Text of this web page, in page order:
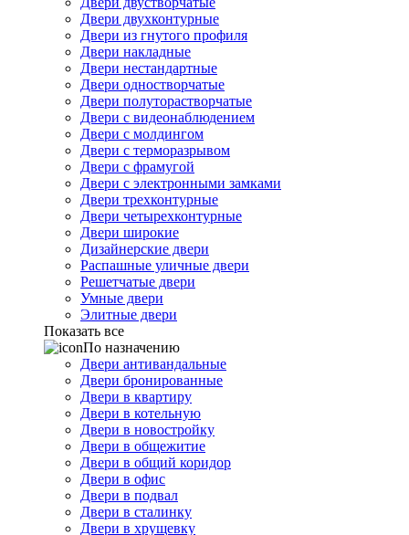
Двери двухконтурные
Двери из гнутого профиля
Двери накладные
Двери нестандартные
Двери одностворчатые
Двери полуторастворчатые
Двери с видеонаблюдением
Двери с молдингом
Двери с терморазрывом
Двери с фрамугой
Двери с электронными замками
Двери трехконтурные
Двери четырехконтурные
Двери широкие
Дизайнерские двери
Распашные уличные двери
Решетчатые двери
Умные двери
Элитные двери
Показать все
По назначению
Двери антивандальные
Двери бронированные
Двери в квартиру
Двери в котельную
Двери в новостройку
Двери в общежитие
Двери в общий коридор
Двери в офис
Двери в подвал
Двери в сталинку
Двери в хрущевку